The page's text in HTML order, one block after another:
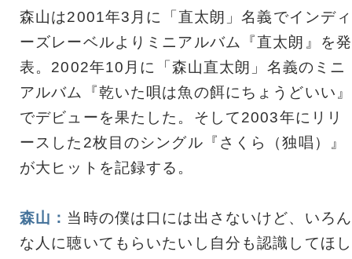
森山は2001年3月に「直太朗」名義でインディ
ーズレーベルよりミニアルバム『直太朗』を発
表。2002年10月に「森山直太朗」名義のミニ
アルバム『乾いた唄は魚の餌にちょうどいい』
でデビューを果たした。そして2003年にリリ
ースした2枚目のシングル『さくら（独唱）』
が大ヒットを記録する。
森山： 当時の僕は口には出さないけど、いろん
な人に聴いてもらいたいし自分も認識してほし